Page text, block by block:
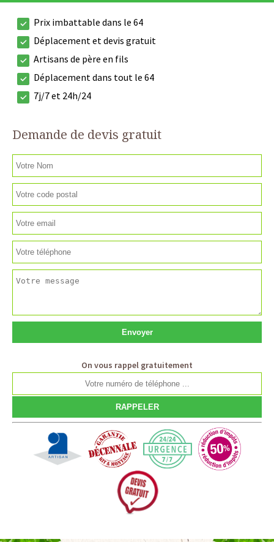
Prix imbattable dans le 64
Déplacement et devis gratuit
Artisans de père en fils
Déplacement dans tout le 64
7j/7 et 24h/24
Demande de devis gratuit
On vous rappel gratuitement